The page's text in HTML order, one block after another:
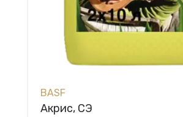
BASF
Акрис, СЭ